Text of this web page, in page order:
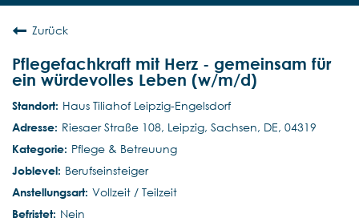
Zurück
Pflegefachkraft mit Herz - gemeinsam für
ein würdevolles Leben (w/m/d)
Haus Tiliahof Leipzig-Engelsdorf
Riesaer Straße 108, Leipzig, Sachsen, DE, 04319
Pflege & Betreuung
Berufseinsteiger
Vollzeit / Teilzeit
Nein